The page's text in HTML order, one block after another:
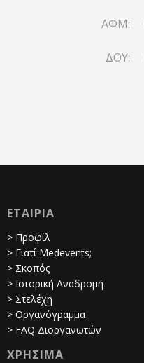
ΑΦΜ:
ΔΟΥ:
ΕΤΑΙΡΙΑ
> Προφίλ
> Γιατί Medevents;
> Σκοπός
> Ιστορική Αναδρομή
> Στελέχη
> Οργανόγραμμα
> FAQ Διοργανωτών
ΧΡΗΣΙΜΑ